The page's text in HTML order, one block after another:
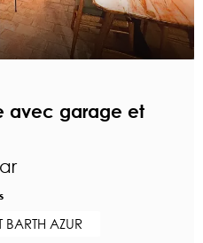
avec garage et
AZUR